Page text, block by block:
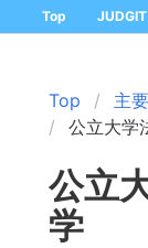
Top
Top
主
公立大学
公立
学